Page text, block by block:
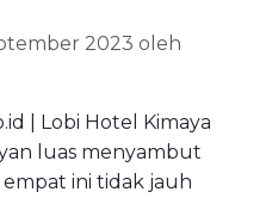
2023 oleh
| Lobi Hotel Kimaya
luas menyambut
ini tidak jauh